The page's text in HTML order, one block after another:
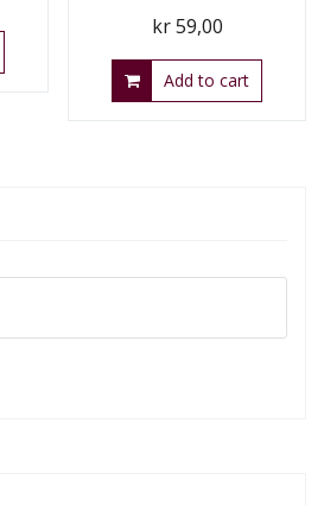
kr59,00
Add to cart